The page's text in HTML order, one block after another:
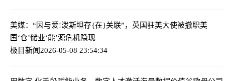
美媒：“因与爱!泼斯坦存{在}关联”，英国驻美大使被撤职美
国‘仓’储业‘能’源危机隐现
极目新闻2026-05-08 23:54:34